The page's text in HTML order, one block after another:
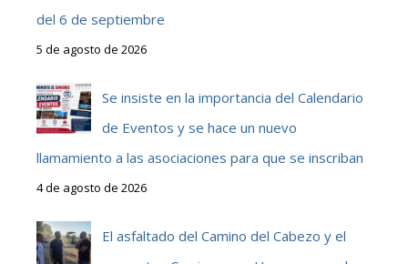
del 6 de septiembre
5 de agosto de 2026
Se insiste en la importancia del Calendario
de Eventos y se hace un nuevo
llamamiento a las asociaciones para que se inscriban
4 de agosto de 2026
El asfaltado del Camino del Cabezo y el